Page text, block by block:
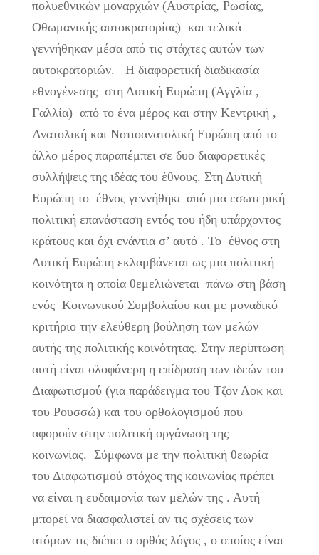
πολυεθνικών μοναρχιών (Αυστρίας, Ρωσίας,
Οθωμανικής αυτοκρατορίας) και τελικά
γεννήθηκαν μέσα από τις στάχτες αυτών των
αυτοκρατοριών. Η διαφορετική διαδικασία
εθνογένεσης στη Δυτική Ευρώπη (Αγγλία ,
Γαλλία) από το ένα μέρος και στην Κεντρική ,
Ανατολική και Νοτιοανατολική Ευρώπη από το
άλλο μέρος παραπέμπει σε δυο διαφορετικές
συλλήψεις της ιδέας του έθνους. Στη Δυτική
Ευρώπη το έθνος γεννήθηκε από μια εσωτερική
πολιτική επανάσταση εντός του ήδη υπάρχοντος
κράτους και όχι ενάντια σ’ αυτό . Το έθνος στη
Δυτική Ευρώπη εκλαμβάνεται ως μια πολιτική
κοινότητα η οποία θεμελιώνεται πάνω στη βάση
ενός Κοινωνικού Συμβολαίου και με μοναδικό
κριτήριο την ελεύθερη βούληση των μελών
αυτής της πολιτικής κοινότητας. Στην περίπτωση
αυτή είναι ολοφάνερη η επίδραση των ιδεών του
Διαφωτισμού (για παράδειγμα του Τζον Λοκ και
του Ρουσσώ) και του ορθολογισμού που
αφορούν στην πολιτική οργάνωση της
κοινωνίας. Σύμφωνα με την πολιτική θεωρία
του Διαφωτισμού στόχος της κοινωνίας πρέπει
να είναι η ευδαιμονία των μελών της . Αυτή
μπορεί να διασφαλιστεί αν τις σχέσεις των
ατόμων τις διέπει ο ορθός λόγος , ο οποίος είναι